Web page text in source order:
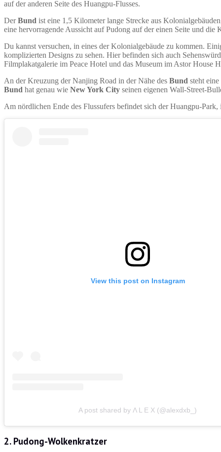
auf der anderen Seite des Huangpu-Flusses.
DerBund ist eine 1,5 Kilometer lange Strecke aus
eine hervorragende Aussicht auf Pudong auf der einen Seite und
Du kannst versuchen, in eines der Kolonialgebäude zu kommen.
komplizierten Designs zu sehen. Hier befinden sich auch
Filmplakatgalerie im Peace Hotel und das Museum im Astor House
An der Kreuzung der Nanjing Road in der Nähe des Bund steht
Bund hat genau wie New York City seinen eigenen Wall-Street-
Am nördlichen Ende des Flussufers befindet sich der Huangpu-
View this post on Instagram
A post shared by Λ L E X (@alexdxb_)
2. Pudong-Wolkenkratzer